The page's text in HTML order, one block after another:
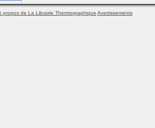
propos de La Librairie Thermographique Avertissements